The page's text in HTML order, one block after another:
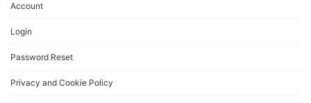
Account
Login
Password Reset
Privacy and Cookie Policy